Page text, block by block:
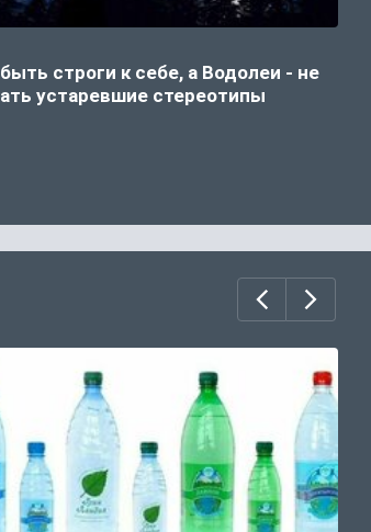
строги к себе, а Водолеи - не
устаревшие стереотипы